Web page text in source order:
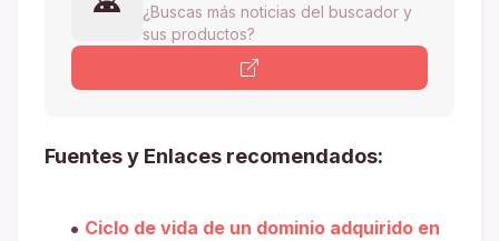
¿Buscas más noticias del buscador y
sus productos?
Fuentes y Enlaces recomendados:
Ciclo de vida de un dominio adquirido en